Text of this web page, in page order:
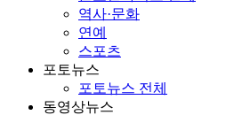
역사·문화
연예
스포츠
포토뉴스
포토뉴스 전체
동영상뉴스